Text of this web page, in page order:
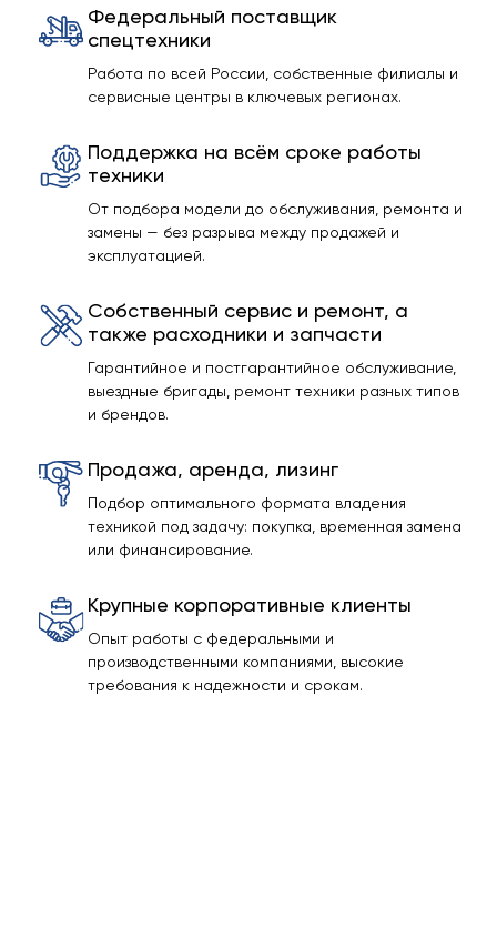
Федеральный поставщик
спецтехники
Работа по всей России, собственные филиалы и
сервисные центры в ключевых регионах.
Поддержка на всём сроке работы
техники
От подбора модели до обслуживания, ремонта и
замены — без разрыва между продажей и
эксплуатацией.
Собственный сервис и ремонт, а
также расходники и запчасти
Гарантийное и постгарантийное обслуживание,
выездные бригады, ремонт техники разных типов
и брендов.
Продажа, аренда, лизинг
Подбор оптимального формата владения
техникой под задачу: покупка, временная замена
или финансирование.
Крупные корпоративные клиенты
Опыт работы с федеральными и
производственными компаниями, высокие
требования к надежности и срокам.